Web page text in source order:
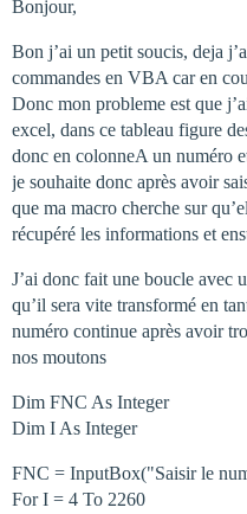
Bonjour,
Bon j’ai un petit soucis, deja
commandes en VBA car en
Donc mon probleme est que
excel, dans ce tableau figure
donc en colonneA un numéro
je souhaite donc après avoir
que ma macro cherche sur
récupéré les informations et
J’ai donc fait une boucle avec
qu’il sera vite transformé en
numéro continue après avoir
nos moutons
Dim FNC As Integer
Dim I As Integer
FNC = InputBox("Saisir le
For I = 4 To 2260